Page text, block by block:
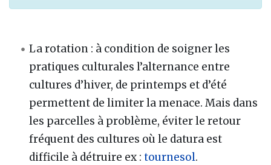
La rotation : à condition de soigner les
pratiques culturales l’alternance entre
cultures d’hiver, de printemps et d’été
permettent de limiter la menace. Mais dans
les parcelles à problème, éviter le retour
fréquent des cultures où le datura est
difficile à détruire ex :tournesol.